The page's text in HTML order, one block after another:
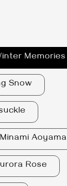
Memories
Snow
Aoyama
Rose